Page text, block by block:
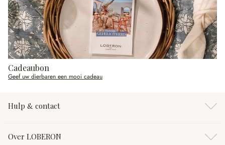
Cadeaubon
Geef uw dierbaren een mooi cadeau
Hulp & contact
Over LOBERON